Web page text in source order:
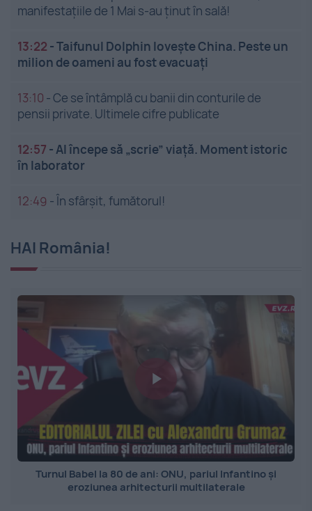
manifestațiile de 1 Mai s-au ținut în sală!
13:22 -Taifunul Dolphin lovește China. Peste un
milion de oameni au fost evacuați
13:10 -Ce se întâmplă cu banii din conturile de
pensii private. Ultimele cifre publicate
12:57 -AI începe să „scrie” viață. Moment istoric
în laborator
12:49 -În sfârșit, fumătorul!
HAI România!
Turnul Babel la 80 de ani: ONU, pariul Infantino și
eroziunea arhitecturii multilaterale